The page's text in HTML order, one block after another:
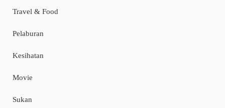
Travel & Food
Pelaburan
Kesihatan
Movie
Sukan